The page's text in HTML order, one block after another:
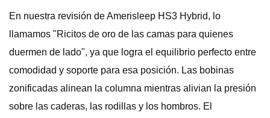
En nuestra revisión de Amerisleep HS3 Hybrid, lo
llamamos "Ricitos de oro de las camas para quienes
duermen de lado", ya que logra el equilibrio perfecto entre
comodidad y soporte para esa posición. Las bobinas
zonificadas alinean la columna mientras alivian la presión
sobre las caderas, las rodillas y los hombros. El